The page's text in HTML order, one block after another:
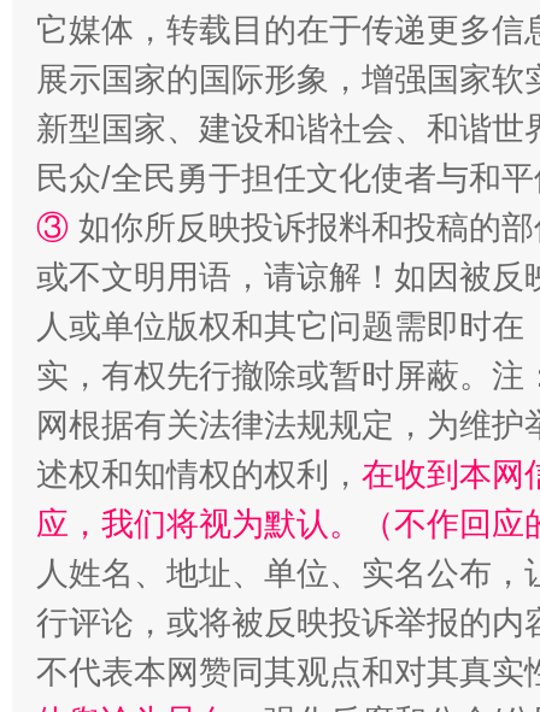
它媒体，转载目的在于传递更多
展示国家的国际形象，增强国家
新型国家、建设和谐社会、和谐
民众/全民勇于担任文化使者与和
③ 如你所反映投诉报料和投稿的
或不文明用语，请谅解！如因被
人或单位版权和其它问题需即时在
实，有权先行撤除或暂时屏蔽。
网根据有关法律法规规定，为维
述权和知情权的权利， 在收到本网
应，我们将视为默认。（不作回应
人姓名、地址、单位、实名公布
行评论，或将被反映投诉举报的
不代表本网赞同其观点和对其真实